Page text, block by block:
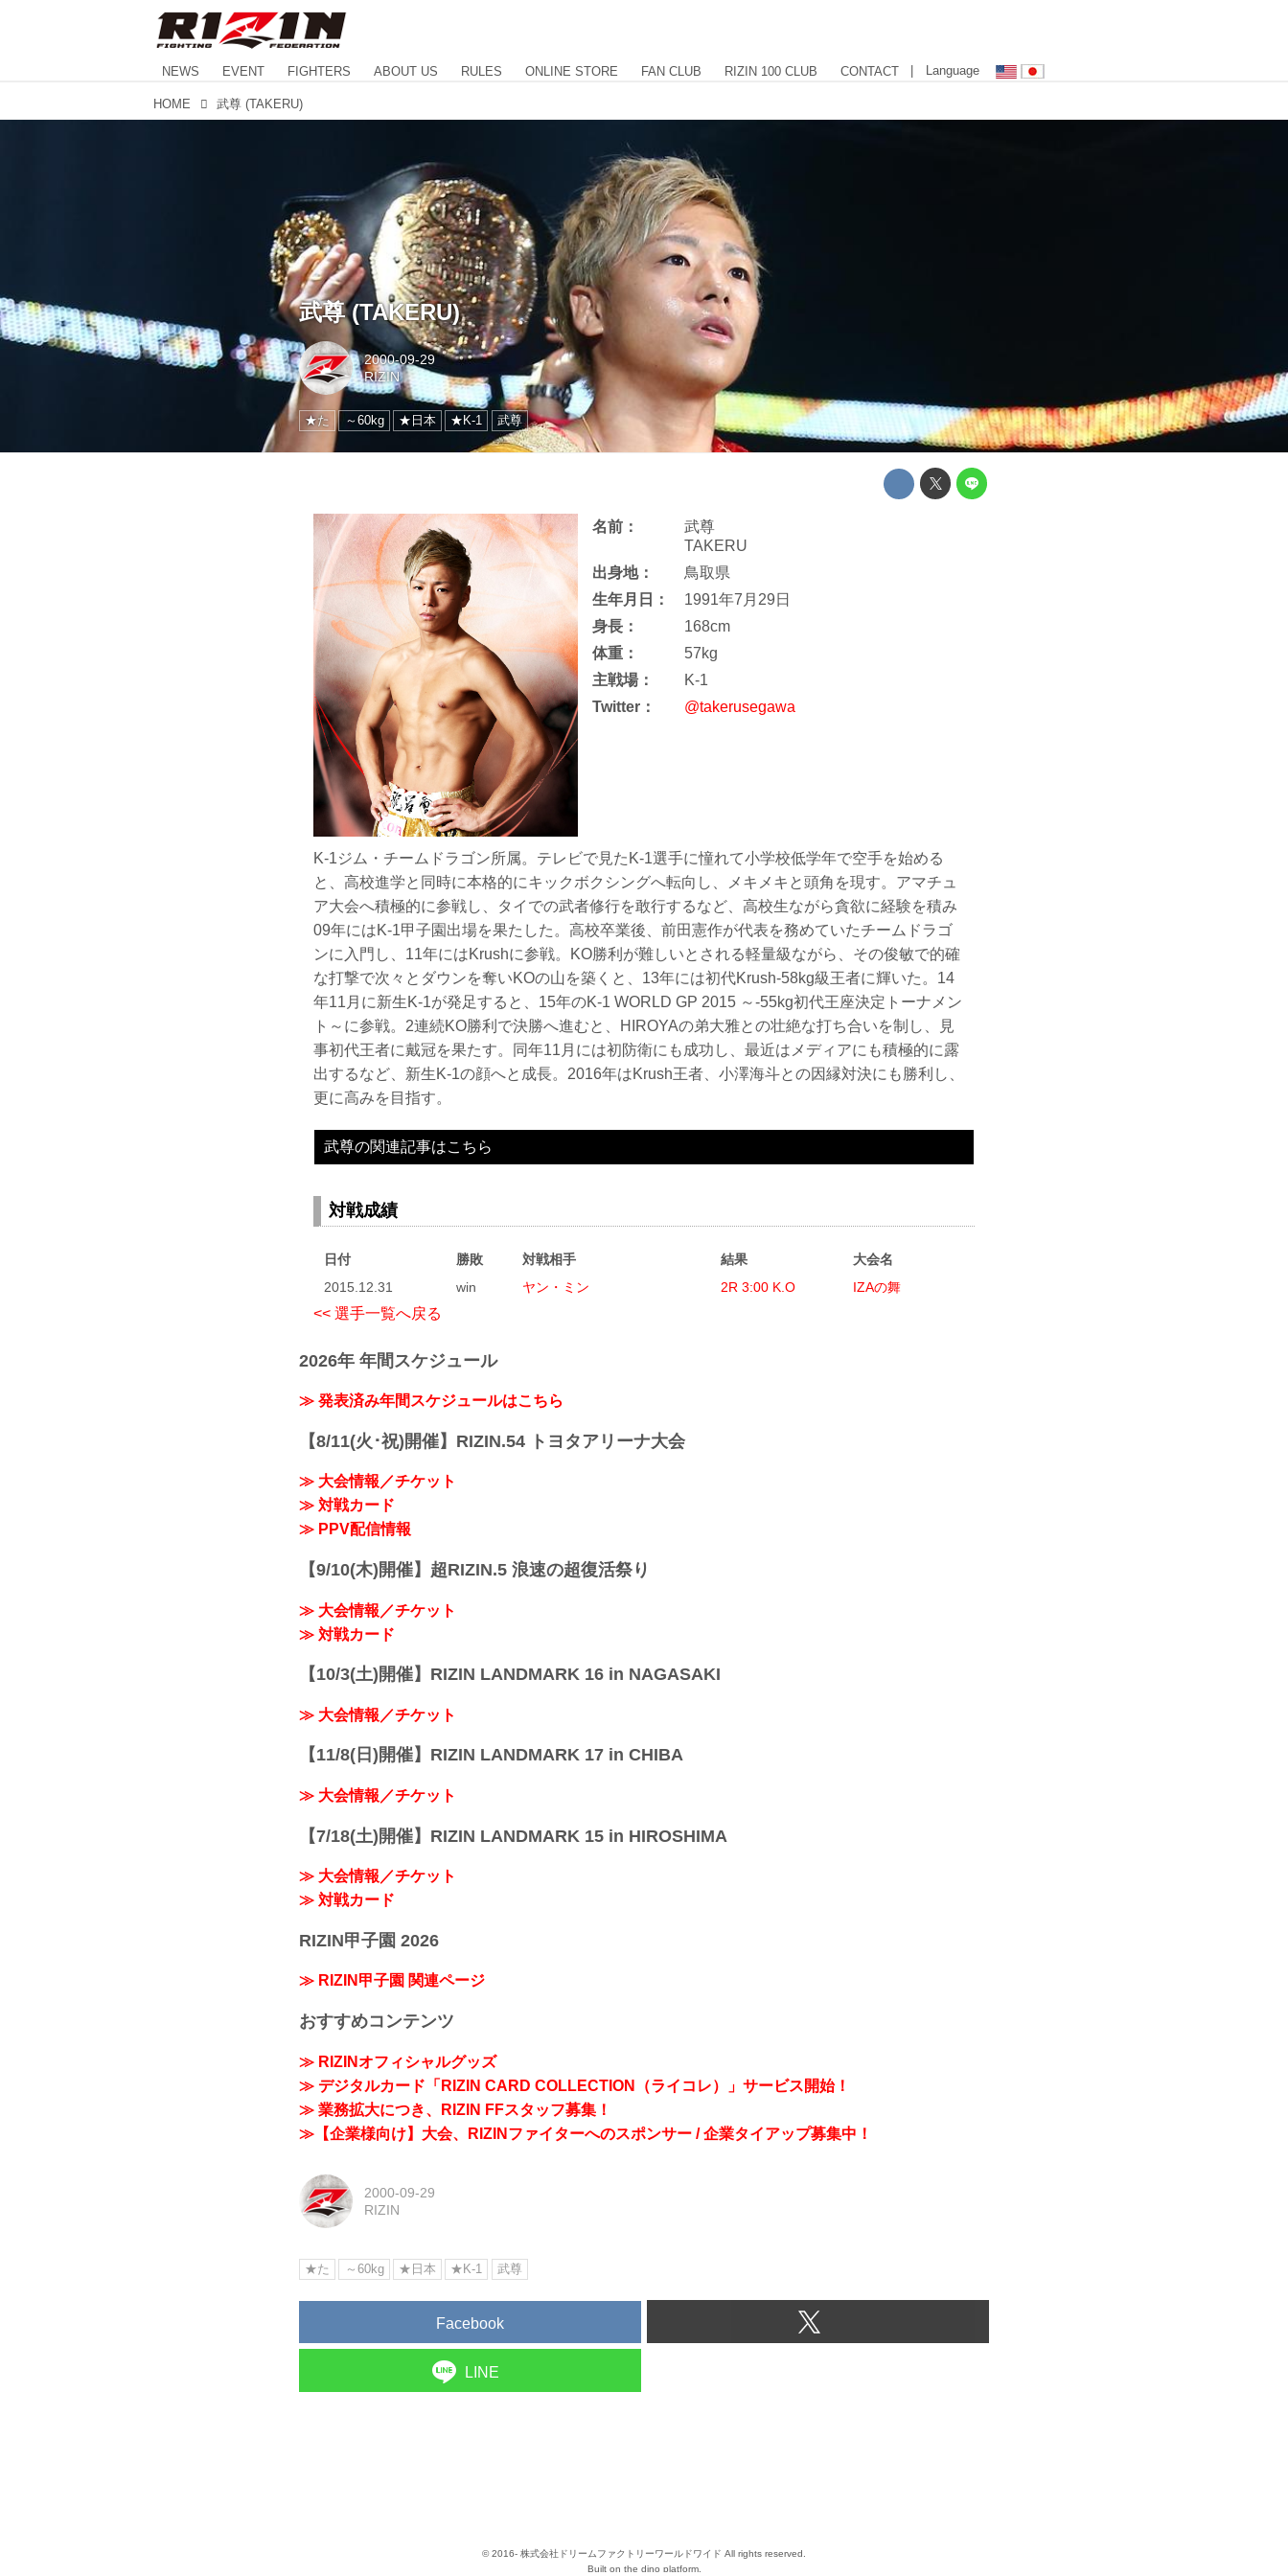
NEWS EVENT FIGHTERS ABOUT US RULES ONLINE STORE FAN CLUB RIZIN 100 CLUB CONTACT | Language
HOME 武尊 (TAKERU)
武尊 (TAKERU)
2000-09-29
RIZIN
★た ～60kg ★日本 ★K-1 武尊
名前：
武尊
TAKERU
出身地：
鳥取県
生年月日：
1991年7月29日
身長：
168cm
体重：
57kg
主戦場：
K-1
Twitter：
@takerusegawa
K-1ジム・チームドラゴン所属。テレビで見たK-1選手に憧れて小学校低学年で空手を始める
と、高校進学と同時に本格的にキックボクシングへ転向し、メキメキと頭角を現す。アマチュ
ア大会へ積極的に参戦し、タイでの武者修行を敢行するなど、高校生ながら貪欲に経験を積み
09年にはK-1甲子園出場を果たした。高校卒業後、前田憲作が代表を務めていたチームドラゴ
ンに入門し、11年にはKrushに参戦。KO勝利が難しいとされる軽量級ながら、その俊敏で的確
な打撃で次々とダウンを奪いKOの山を築くと、13年には初代Krush-58kg級王者に輝いた。14
年11月に新生K-1が発足すると、15年のK-1 WORLD GP 2015 ～-55kg初代王座決定トーナメン
ト～に参戦。2連続KO勝利で決勝へ進むと、HIROYAの弟大雅との壮絶な打ち合いを制し、見
事初代王者に戴冠を果たす。同年11月には初防衛にも成功し、最近はメディアにも積極的に露
出するなど、新生K-1の顔へと成長。2016年はKrush王者、小澤海斗との因縁対決にも勝利し、
更に高みを目指す。
武尊の関連記事はこちら
対戦成績
日付 勝敗 対戦相手 結果
大会名
2015.12.31
win ヤン・ミン 2R 3:00 K.O IZAの舞
<< 選手一覧へ戻る
2026年 年間スケジュール
≫ 発表済み年間スケジュールはこちら
【8/11(火･祝)開催】RIZIN.54 トヨタアリーナ大会
≫ 大会情報／チケット
≫ 対戦カード
≫ PPV配信情報
【9/10(木)開催】超RIZIN.5 浪速の超復活祭り
≫ 大会情報／チケット
≫ 対戦カード
【10/3(土)開催】RIZIN LANDMARK 16 in NAGASAKI
≫ 大会情報／チケット
【11/8(日)開催】RIZIN LANDMARK 17 in CHIBA
≫ 大会情報／チケット
【7/18(土)開催】RIZIN LANDMARK 15 in HIROSHIMA
≫ 大会情報／チケット
≫ 対戦カード
RIZIN甲子園 2026
≫ RIZIN甲子園 関連ページ
おすすめコンテンツ
≫ RIZINオフィシャルグッズ
≫ デジタルカード「RIZIN CARD COLLECTION（ライコレ）」サービス開始！
≫ 業務拡大につき、RIZIN FFスタッフ募集！
≫【企業様向け】大会、RIZINファイターへのスポンサー / 企業タイアップ募集中！
2000-09-29
RIZIN
★た ～60kg ★日本 ★K-1 武尊
Facebook
LINE
© 2016- 株式会社ドリームファクトリーワールドワイド All rights reserved.
Built on the dino platform.